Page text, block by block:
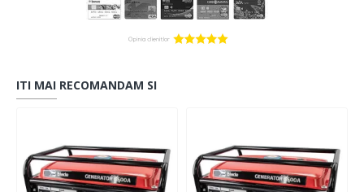
ITI MAI RECOMANDAM SI